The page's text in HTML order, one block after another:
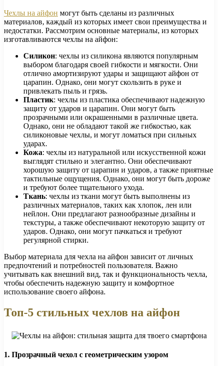
Чехлы на айфон могут быть сделаны из различных
материалов, каждый из которых имеет свои преимущества и
недостатки. Рассмотрим основные материалы, из которых
изготавливаются чехлы на айфон:
Силикон: чехлы из силикона являются популярным
выбором благодаря своей гибкости и мягкости. Они
отлично амортизируют удары и защищают айфон от
царапин. Однако, они могут скользить в руке и
привлекать пыль и грязь.
Пластик: чехлы из пластика обеспечивают надежную
защиту от ударов и царапин. Они могут быть
прозрачными или окрашенными в различные цвета.
Однако, они не обладают такой же гибкостью, как
силиконовые чехлы, и могут ломаться при сильных
ударах.
Кожа: чехлы из натуральной или искусственной кожи
выглядят стильно и элегантно. Они обеспечивают
хорошую защиту от царапин и ударов, а также приятные
тактильные ощущения. Однако, они могут быть дороже
и требуют более тщательного ухода.
Ткань: чехлы из ткани могут быть выполнены из
различных материалов, таких как хлопок, лен или
нейлон. Они предлагают разнообразные дизайны и
текстуры, а также обеспечивают некоторую защиту от
ударов. Однако, они могут пачкаться и требуют
регулярной стирки.
Выбор материала для чехла на айфон зависит от личных
предпочтений и потребностей пользователя. Важно
учитывать как внешний вид, так и функциональность чехла,
чтобы обеспечить надежную защиту и комфортное
использование своего айфона.
Топ-5 стильных чехлов на айфон
1. Прозрачный чехол с геометрическим узором